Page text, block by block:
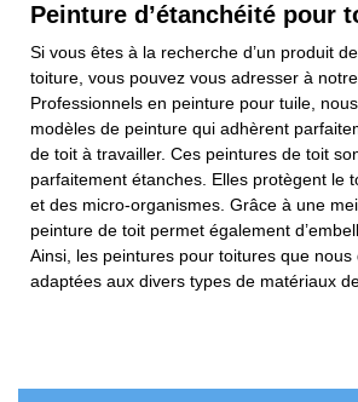
Peinture d’étanchéité pour
Si vous êtes à la recherche d’un produit
toiture, vous pouvez vous adresser à
Professionnels en peinture pour tuile,
modèles de peinture qui adhèrent
de toit à travailler. Ces peintures de toit
parfaitement étanches. Elles protègent le
et des micro-organismes. Grâce à une
peinture de toit permet également
Ainsi, les peintures pour toitures que nous
adaptées aux divers types de matériaux